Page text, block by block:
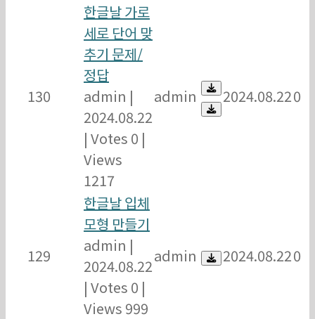
130
한글날 가로
세로 단어 맞
추기 문제/
정답
admin |
2024.08.22
| Votes 0 |
Views
1217
admin 2024.08.220
129
한글날 입체
모형 만들기
admin |
2024.08.22
| Votes 0 |
Views 999
admin 2024.08.220